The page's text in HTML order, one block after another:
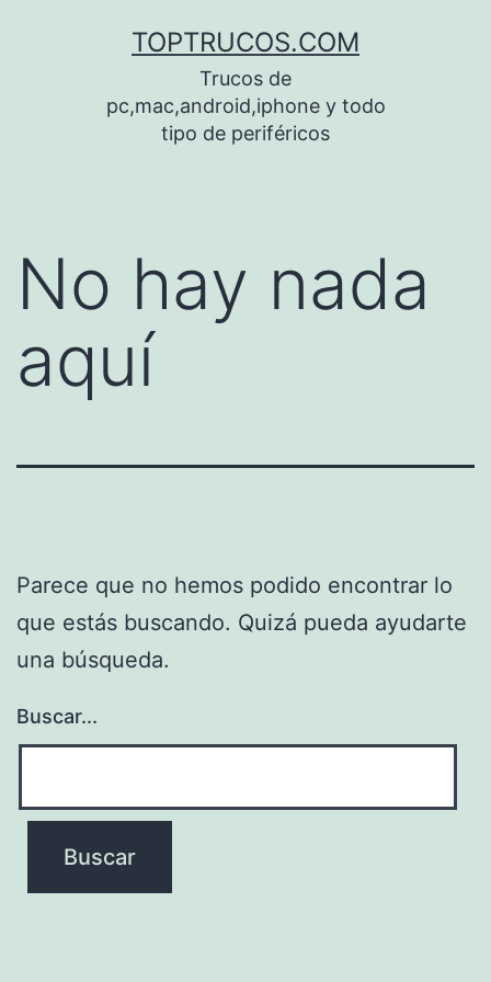
TOPTRUCOS.COM
Trucos de
pc,mac,android,iphone y todo
tipo de periféricos
No hay nada
aquí
Parece que no hemos podido encontrar lo
que estás buscando. Quizá pueda ayudarte
una búsqueda.
Buscar...